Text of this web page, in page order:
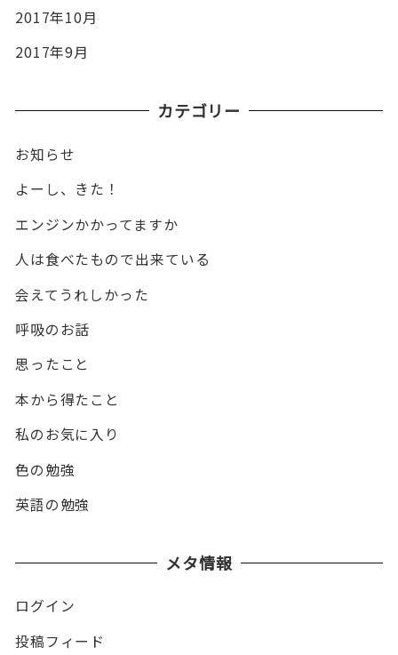
2017年10月
2017年9月
カテゴリー
お知らせ
よーし、きた！
エンジンかかってますか
人は食べたもので出来ている
会えてうれしかった
呼吸のお話
思ったこと
本から得たこと
私のお気に入り
色の勉強
英語の勉強
メタ情報
ログイン
投稿フィード